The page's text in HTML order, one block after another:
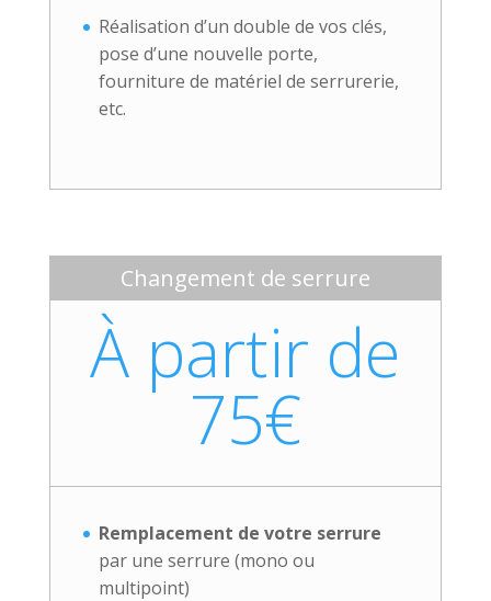
Réalisation d’un double de vos clés,
pose d’une nouvelle porte,
fourniture de matériel de serrurerie,
etc.
Changement de serrure
À partir de
75€
Remplacement de votre serrure
par une serrure (mono ou
multipoint)